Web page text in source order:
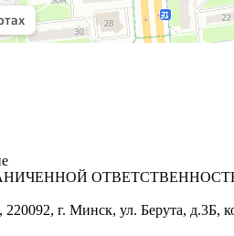
220092, г. Минск, ул. Берута, д.3Б,